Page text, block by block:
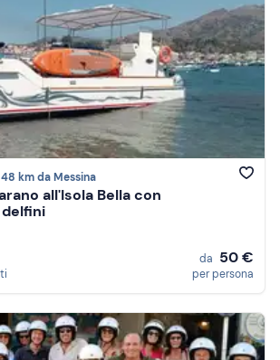
48 km da Messina
all'Isola Bella con
da 50 €
per persona